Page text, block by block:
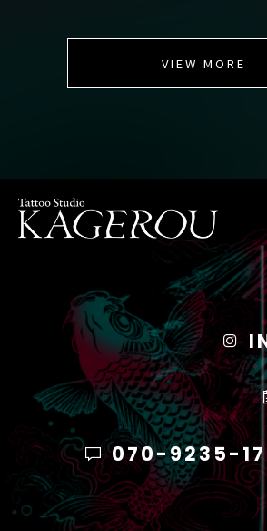
VIEW MORE
070-9235-